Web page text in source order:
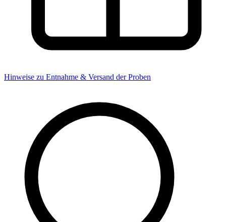
Hinweise zu Entnahme & Versand der Proben